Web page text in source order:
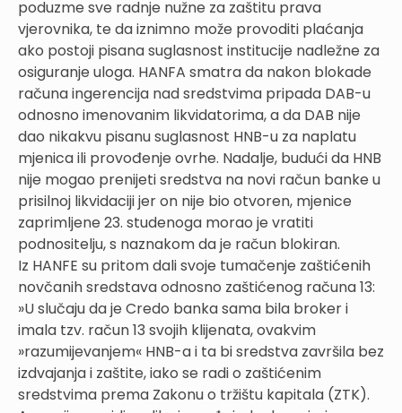
poduzme sve radnje nužne za zaštitu prava
vjerovnika, te da iznimno može provoditi plaćanja
ako postoji pisana suglasnost institucije nadležne za
osiguranje uloga. HANFA smatra da nakon blokade
računa ingerencija nad sredstvima pripada DAB-u
odnosno imenovanim likvidatorima, a da DAB nije
dao nikakvu pisanu suglasnost HNB-u za naplatu
mjenica ili provođenje ovrhe. Nadalje, budući da HNB
nije mogao prenijeti sredstva na novi račun banke u
prisilnoj likvidaciji jer on nije bio otvoren, mjenice
zaprimljene 23. studenoga morao je vratiti
podnositelju, s naznakom da je račun blokiran.
Iz HANFE su pritom dali svoje tumačenje zaštićenih
novčanih sredstava odnosno zaštićenog računa 13:
»U slučaju da je Credo banka sama bila broker i
imala tzv. račun 13 svojih klijenata, ovakvim
»razumijevanjem« HNB-a i ta bi sredstva završila bez
izdvajanja i zaštite, iako se radi o zaštićenim
sredstvima prema Zakonu o tržištu kapitala (ZTK).